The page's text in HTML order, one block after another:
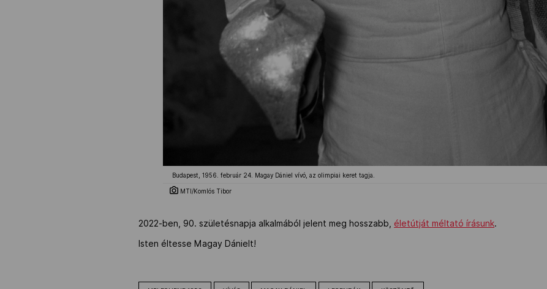
Budapest, 1956. február 24. Magay Dániel vívó, az olimpiai keret tagja.
MTI/Komlós Tibor
2022-ben, 90. születésnapja alkalmából jelent meg hosszabb, életútját méltató írásunk.
Isten éltesse Magay Dánielt!